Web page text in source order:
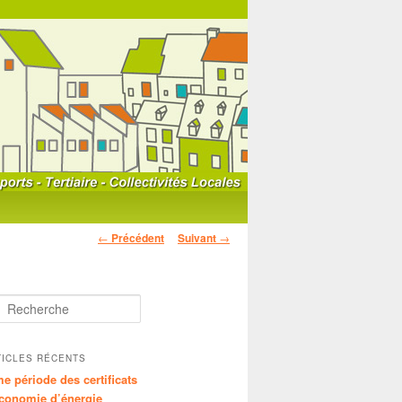
Navigation
← Précédent Suivant →
RÉCENTS
période des certificats
d’énergie